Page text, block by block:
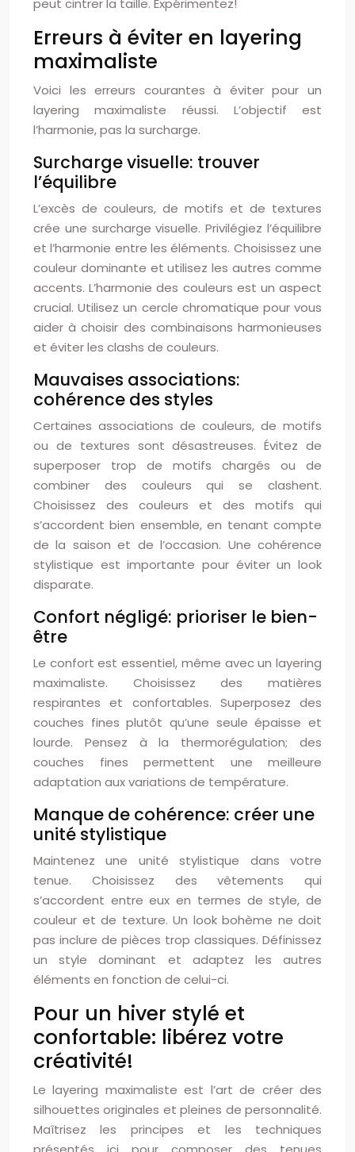
peut cintrer la taille. Expérimentez!
Erreurs à éviter en layering
maximaliste
Voici les erreurs courantes à éviter pour un
layering maximaliste réussi. L’objectif est
l’harmonie, pas la surcharge.
Surcharge visuelle: trouver
l’équilibre
L’excès de couleurs, de motifs et de textures
crée une surcharge visuelle. Privilégiez l’équilibre
et l’harmonie entre les éléments. Choisissez une
couleur dominante et utilisez les autres comme
accents. L’harmonie des couleurs est un aspect
crucial. Utilisez un cercle chromatique pour vous
aider à choisir des combinaisons harmonieuses
et éviter les clashs de couleurs.
Mauvaises associations:
cohérence des styles
Certaines associations de couleurs, de motifs
ou de textures sont désastreuses. Évitez de
superposer trop de motifs chargés ou de
combiner des couleurs qui se clashent.
Choisissez des couleurs et des motifs qui
s’accordent bien ensemble, en tenant compte
de la saison et de l’occasion. Une cohérence
stylistique est importante pour éviter un look
disparate.
Confort négligé: prioriser le bien-
être
Le confort est essentiel, même avec un layering
maximaliste. Choisissez des matières
respirantes et confortables. Superposez des
couches fines plutôt qu’une seule épaisse et
lourde. Pensez à la thermorégulation; des
couches fines permettent une meilleure
adaptation aux variations de température.
Manque de cohérence: créer une
unité stylistique
Maintenez une unité stylistique dans votre
tenue. Choisissez des vêtements qui
s’accordent entre eux en termes de style, de
couleur et de texture. Un look bohème ne doit
pas inclure de pièces trop classiques. Définissez
un style dominant et adaptez les autres
éléments en fonction de celui-ci.
Pour un hiver stylé et
confortable: libérez votre
créativité!
Le layering maximaliste est l’art de créer des
silhouettes originales et pleines de personnalité.
Maîtrisez les principes et les techniques